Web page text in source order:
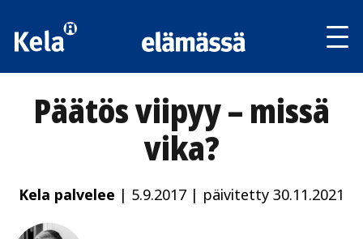
Päätös viipyy – missä
vika?
Kela palvelee | 5.9.2017 | päivitetty 30.11.2021